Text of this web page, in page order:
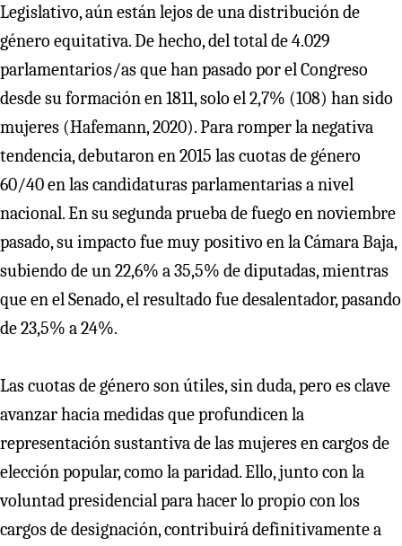
Legislativo, aún están lejos de una distribución de
género equitativa. De hecho, del total de 4.029
parlamentarios/as que han pasado por el Congreso
desde su formación en 1811, solo el 2,7% (108) han sido
mujeres (Hafemann, 2020). Para romper la negativa
tendencia, debutaron en 2015 las cuotas de género
60/40 en las candidaturas parlamentarias a nivel
nacional. En su segunda prueba de fuego en noviembre
pasado, su impacto fue muy positivo en la Cámara Baja,
subiendo de un 22,6% a 35,5% de diputadas, mientras
que en el Senado, el resultado fue desalentador, pasando
de 23,5% a 24%.
Las cuotas de género son útiles, sin duda, pero es clave
avanzar hacia medidas que profundicen la
representación sustantiva de las mujeres en cargos de
elección popular, como la paridad. Ello, junto con la
voluntad presidencial para hacer lo propio con los
cargos de designación, contribuirá definitivamente a